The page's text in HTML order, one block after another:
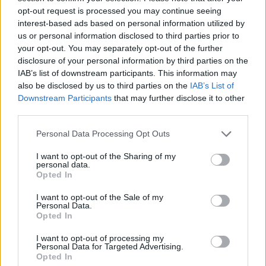
opt-out request is processed you may continue seeing
interest-based ads based on personal information utilized by
us or personal information disclosed to third parties prior to
your opt-out. You may separately opt-out of the further
disclosure of your personal information by third parties on the
IAB’s list of downstream participants. This information may
also be disclosed by us to third parties on the IAB’s List of
Downstream Participants that may further disclose it to other
Please note that this website/app uses one or more Google
not limited to your visit or usage behaviour. You may click to
grant or deny consent to Google and its third-party tags to
use your data for below specified purposes in below Google
consent section.
Personal Data Processing Opt Outs
I want to opt-out of the Sharing of my
personal data.
Opted In
I want to opt-out of the Sale of my
Personal Data.
Opted In
I want to opt-out of processing my
Personal Data for Targeted Advertising.
Opted In
τουλάχιστον ακόμη τέσσερις γυναίκες στα κεντρικά
γραφεία στο Παρίσι έχουν καταγγείλει εκφοβισμό
και παρενόχληση. Τρεις από αυτές είχαν καταθέσει
στο δικαστήριο εργατικών διαφορών και οι
υποθέσεις τους έχουν διευθετηθεί. Αντίστοιχες
αναφορές έχουν υποβάλει και άνδρες υπάλληλοι.
συγκεκριμένες υποθέσεις, τονίζοντας ότι οι
προσφυγές στο γαλλικό εργατικό δικαστήριο είναι
σύνηθες φαινόμενο στην τοπική αγορά. Πηγή κοντά
κατά τη διάρκεια της διαδικασίας απόλυσης δεν
είναι σπάνια», προσθέτοντας πως «δεν
αναγνωρίζουν τον χαρακτηρισμό της κουλτούρας
της εταιρείας όπως παρουσιάζεται».